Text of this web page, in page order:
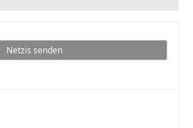
Netzis senden